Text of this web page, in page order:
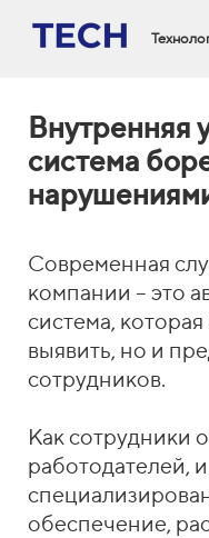
Внутренняя
система
Современная
компании – это
система,
выявить, но и
сотрудников.
Как сотрудники
работодателей,
обеспечение,